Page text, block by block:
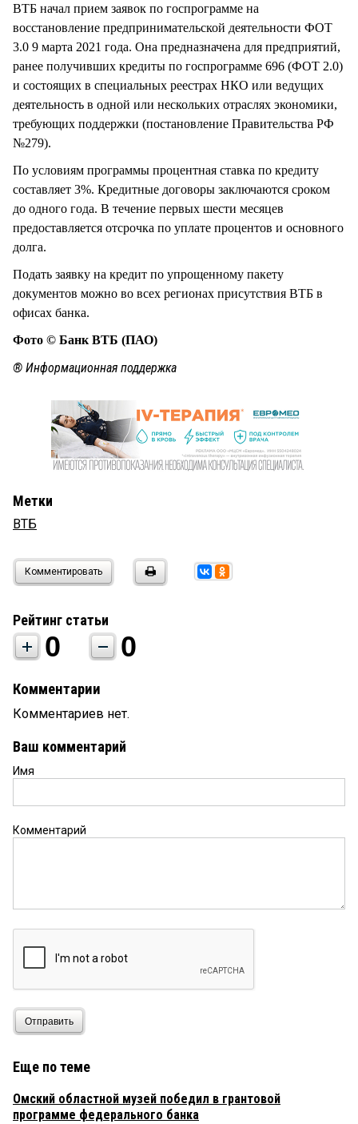
ВТБ начал прием заявок по госпрограмме на
восстановление предпринимательской деятельности ФОТ
3.0 9 марта 2021 года. Она предназначена для предприятий,
ранее получивших кредиты по госпрограмме 696 (ФОТ 2.0)
и состоящих в специальных реестрах НКО или ведущих
деятельность в одной или нескольких отраслях экономики,
требующих поддержки (постановление Правительства РФ
№279).
По условиям программы процентная ставка по кредиту
составляет 3%. Кредитные договоры заключаются сроком
до одного года. В течение первых шести месяцев
предоставляется отсрочка по уплате процентов и основного
долга.
Подать заявку на кредит по упрощенному пакету
документов можно во всех регионах присутствия ВТБ в
офисах банка.
Фото © Банк ВТБ (ПАО)
® Информационная поддержка
Метки
ВТБ
Комментировать
Рейтинг статьи
0 0
Комментарии
Комментариев нет.
Ваш комментарий
Имя
Комментарий
Отправить
Еще по теме
Омский областной музей победил в грантовой
программе федерального банка